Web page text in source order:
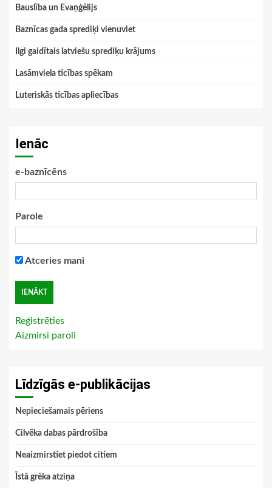
Bauslība un Evaņģēlijs
Baznīcas gada sprediķi vienuviet
Ilgi gaidītais latviešu sprediķu krājums
Lasāmviela ticības spēkam
Luteriskās ticības apliecības
Ienāc
e-baznīcēns
Parole
Atceries mani
Reģistrēties
Aizmirsi paroli
Līdzīgās e-publikācijas
Nepieciešamais pēriens
Cilvēka dabas pārdrošība
Neaizmirstiet piedot citiem
Īstā grēka atziņa